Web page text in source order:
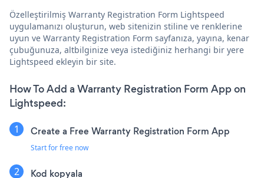
Özelleştirilmiş Warranty Registration Form Lightspeed
uygulamanızı oluşturun, web sitenizin stiline ve renklerine
uyun ve Warranty Registration Form sayfanıza, yayına, kenar
çubuğunuza, altbilginize veya istediğiniz herhangi bir yere
Lightspeed ekleyin bir site.
How To Add a Warranty Registration Form App on
Lightspeed:
Create a Free Warranty Registration Form App
Start for free now
Kod kopyala